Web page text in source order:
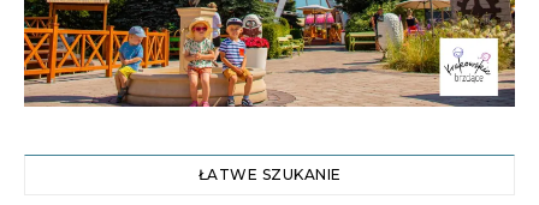
ŁATWE SZUKANIE